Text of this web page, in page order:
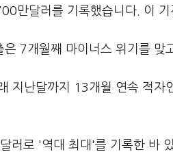
만달러를 기록했습니다. 이
7개월째 마이너스 위기를 맞
지난달까지 13개월 연속 적
러로 '역대 최대'를 기록한 바